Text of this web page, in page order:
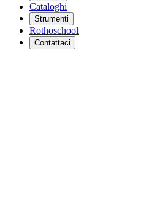
Cataloghi
Strumenti
Rothoschool
Contattaci